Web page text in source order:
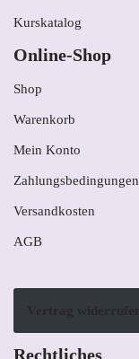
Kurskatalog
Online-Shop
Shop
Warenkorb
Mein Konto
Zahlungsbedingungen
Versandkosten
AGB
Rechtliches